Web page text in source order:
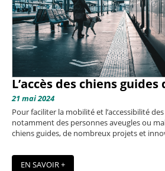
L’accès des chiens
21 mai 2024
Pour faciliter la mobilité et l’accessibilité
notamment des personnes aveugles ou
chiens guides, de nombreux projets et
EN SAVOIR +